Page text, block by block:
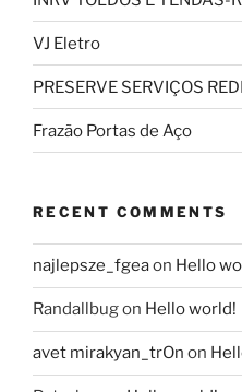
VJ Eletro
PRESERVE SERVIÇOS
Frazão Portas de Aço
RECENT COMMENTS
najlepsze_fgeaon Hello
Randallbugon Hello world!
avet mirakyan_trOn on